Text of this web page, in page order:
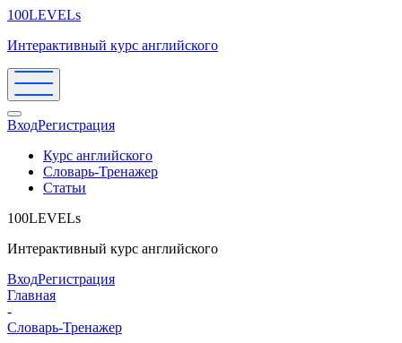
100LEVELs
Интерактивный курс английского
ВходРегистрация
Курс английского
Словарь-Тренажер
Статьи
100LEVELs
Интерактивный курс английского
ВходРегистрация
Главная
-
Словарь-Тренажер